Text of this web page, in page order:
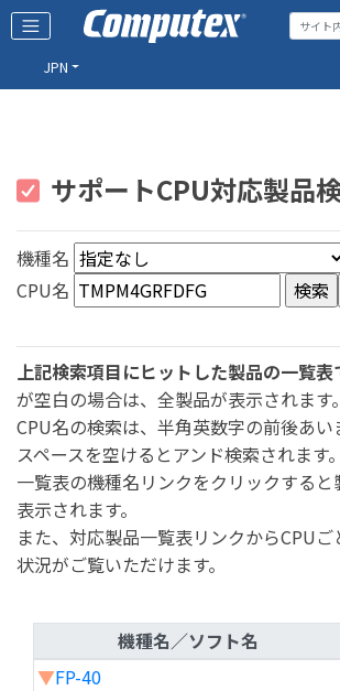
JPN
サポートCPU対応製品
機種名
CPU名
上記検索項目にヒットした製品の一覧表
が空白の場合は、全製品が表示されます
CPU名の検索は、半角英数字の前後あい
スペースを空けるとアンド検索されます。
一覧表の機種名リンクをクリックする
表示されます。
また、対応製品一覧表リンクからCPU
状況がご覧いただけます。
機種名／ソフト名
▼FP-40